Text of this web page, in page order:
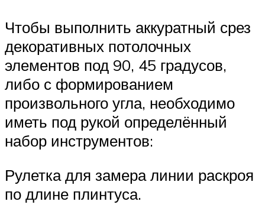
Чтобы выполнить аккуратный срез
декоративных потолочных
элементов под 90, 45 градусов,
либо с формированием
произвольного угла, необходимо
иметь под рукой определённый
набор инструментов:
Рулетка для замера линии раскроя
по длине плинтуса.